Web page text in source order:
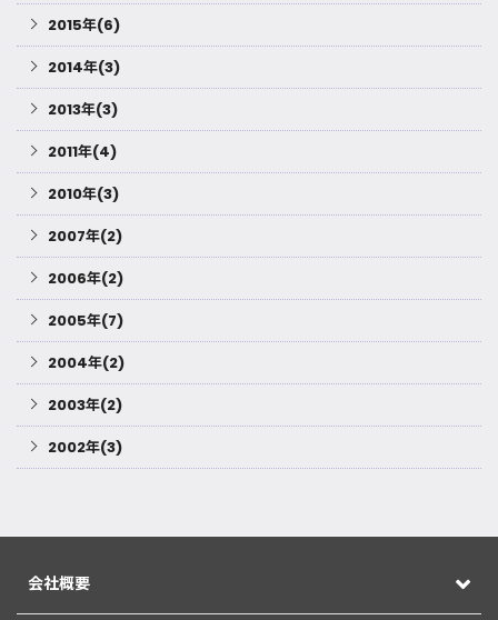
2015年(6)
2014年(3)
2013年(3)
2011年(4)
2010年(3)
2007年(2)
2006年(2)
2005年(7)
2004年(2)
2003年(2)
2002年(3)
会社概要